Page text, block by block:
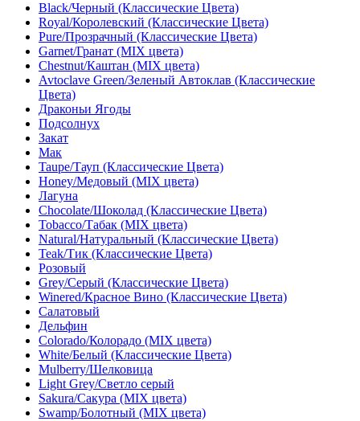
Pure(1)
Pure/Прозрачный (Классические Цвета)(1)
Royal/Королевский (Классические Цвета)
Silver Grey
Sky Grey(1)
Slate Grey
Smoked
Smoked 5%(1)
Smoked Oak(1)
Black/Черный (Классические Цвета)
Royal/Королевский (Классические Цвета)
Pure/Прозрачный (Классические Цвета)
Garnet/Гранат (MIX цвета)
Chestnut/Каштан (MIX цвета)
Avtoclave Green/Зеленый Автоклав (Классические
Цвета)
Драконьи Ягоды
Подсолнух
Закат
Мак
Taupe/Тауп (Классические Цвета)
Honey/Медовый (MIX цвета)
Лагуна
Chocolate/Шоколад (Классические Цвета)
Tobacco/Табак (MIX цвета)
Natural/Натуральный (Классические Цвета)
Teak/Тик (Классические Цвета)
Розовый
Grey/Серый (Классические Цвета)
Winered/Красное Вино (Классические Цвета)
Салатовый
Дельфин
Colorado/Колорадо (MIX цвета)
White/Белый (Классические Цвета)
Mulberry/Шелковица
Light Grey/Светло серый
Sakura/Сакура (MIX цвета)
Swamp/Болотный (MIX цвета)